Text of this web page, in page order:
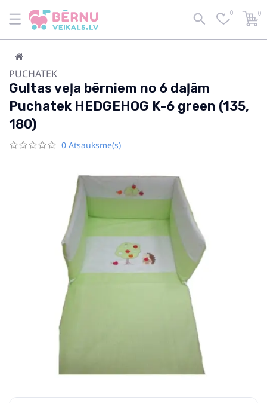
0 0
PUCHATEK
Gultas veļa bērniem no 6 daļām
Puchatek HEDGEHOG K-6 green (135,
180)
0 Atsauksme(s)